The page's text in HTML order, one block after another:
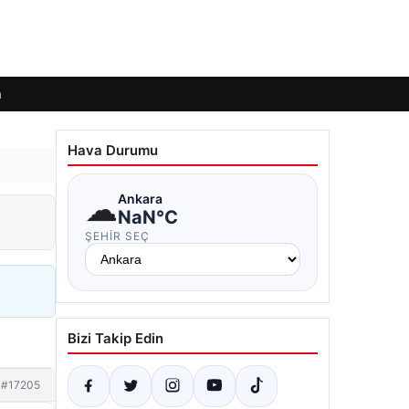
#17205
Hava Durumu
☁Ankara
NaN°C
ŞEHIR SEÇ
Bizi Takip Edin